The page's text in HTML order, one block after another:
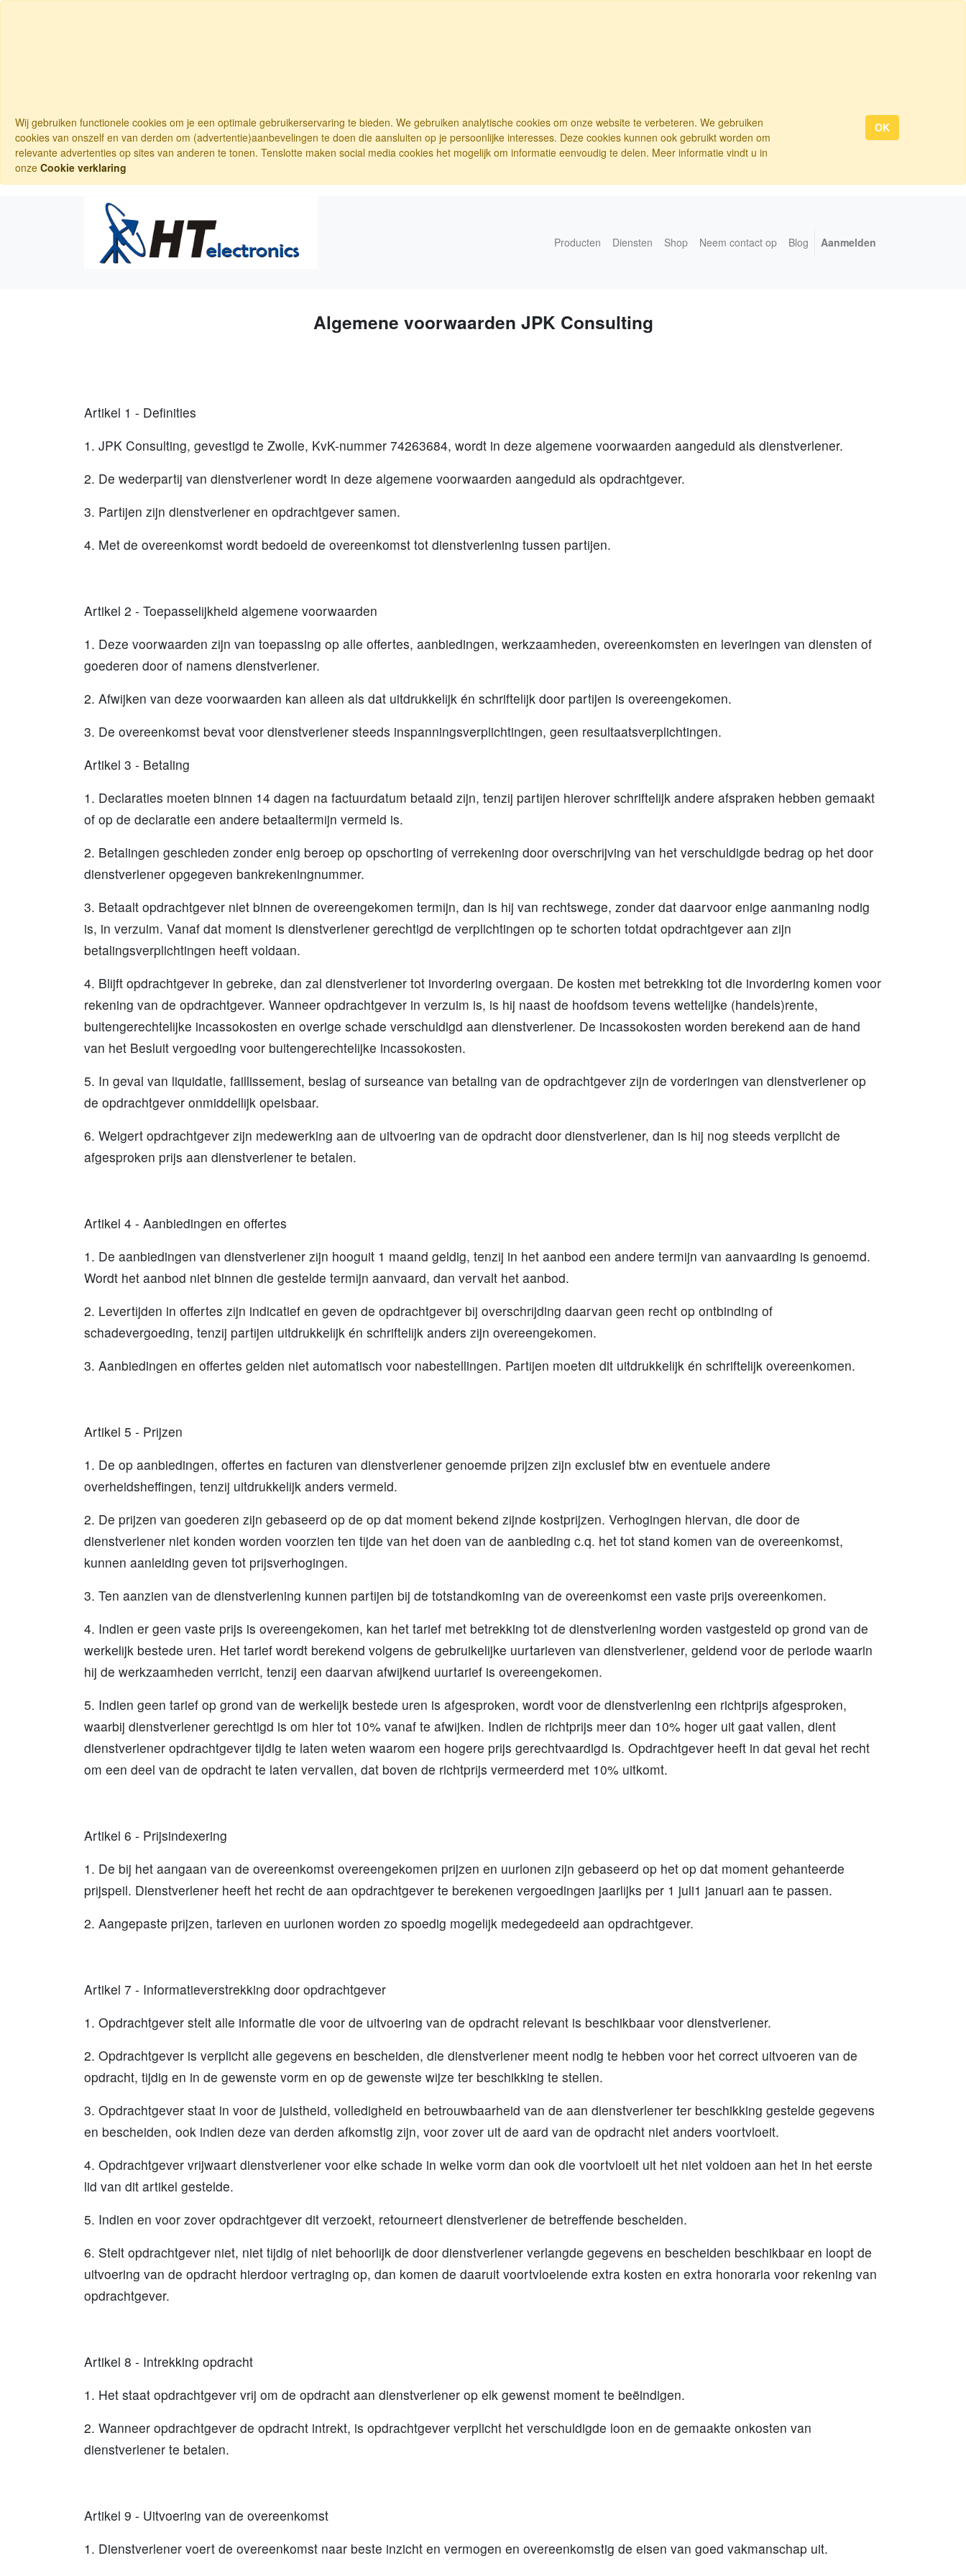
Wij gebruiken functionele cookies om je een optimale gebruikerservaring te bieden. We gebruiken analytische cookies om onze website te verbeteren. We gebruiken
cookies van onszelf en van derden om (advertentie)aanbevelingen te doen die aansluiten op je persoonlijke interesses. Deze cookies kunnen ook gebruikt worden om
relevante advertenties op sites van anderen te tonen. Tenslotte maken social media cookies het mogelijk om informatie eenvoudig te delen. Meer informatie vindt u in
onze Cookie verklaring
OK
Producten Diensten Shop Neem contact op Blog Aanmelden
Algemene voorwaarden JPK Consulting
Artikel 1 - Definities
1. JPK Consulting, gevestigd te Zwolle, KvK-nummer 74263684, wordt in deze algemene voorwaarden aangeduid als dienstverlener.
2. De wederpartij van dienstverlener wordt in deze algemene voorwaarden aangeduid als opdrachtgever.
3. Partijen zijn dienstverlener en opdrachtgever samen.
4. Met de overeenkomst wordt bedoeld de overeenkomst tot dienstverlening tussen partijen.
Artikel 2 - Toepasselijkheid algemene voorwaarden
1. Deze voorwaarden zijn van toepassing op alle offertes, aanbiedingen, werkzaamheden, overeenkomsten en leveringen van diensten of
goederen door of namens dienstverlener.
2. Afwijken van deze voorwaarden kan alleen als dat uitdrukkelijk én schriftelijk door partijen is overeengekomen.
3. De overeenkomst bevat voor dienstverlener steeds inspanningsverplichtingen, geen resultaatsverplichtingen.
Artikel 3 - Betaling
1. Declaraties moeten binnen 14 dagen na factuurdatum betaald zijn, tenzij partijen hierover schriftelijk andere afspraken hebben gemaakt
of op de declaratie een andere betaaltermijn vermeld is.
2. Betalingen geschieden zonder enig beroep op opschorting of verrekening door overschrijving van het verschuldigde bedrag op het door
dienstverlener opgegeven bankrekeningnummer.
3. Betaalt opdrachtgever niet binnen de overeengekomen termijn, dan is hij van rechtswege, zonder dat daarvoor enige aanmaning nodig
is, in verzuim. Vanaf dat moment is dienstverlener gerechtigd de verplichtingen op te schorten totdat opdrachtgever aan zijn
betalingsverplichtingen heeft voldaan.
4. Blijft opdrachtgever in gebreke, dan zal dienstverlener tot invordering overgaan. De kosten met betrekking tot die invordering komen voor
rekening van de opdrachtgever. Wanneer opdrachtgever in verzuim is, is hij naast de hoofdsom tevens wettelijke (handels)rente,
buitengerechtelijke incassokosten en overige schade verschuldigd aan dienstverlener. De incassokosten worden berekend aan de hand
van het Besluit vergoeding voor buitengerechtelijke incassokosten.
5. In geval van liquidatie, faillissement, beslag of surseance van betaling van de opdrachtgever zijn de vorderingen van dienstverlener op
de opdrachtgever onmiddellijk opeisbaar.
6. Weigert opdrachtgever zijn medewerking aan de uitvoering van de opdracht door dienstverlener, dan is hij nog steeds verplicht de
afgesproken prijs aan dienstverlener te betalen.
Artikel 4 - Aanbiedingen en offertes
1. De aanbiedingen van dienstverlener zijn hooguit 1 maand geldig, tenzij in het aanbod een andere termijn van aanvaarding is genoemd.
Wordt het aanbod niet binnen die gestelde termijn aanvaard, dan vervalt het aanbod.
2. Levertijden in offertes zijn indicatief en geven de opdrachtgever bij overschrijding daarvan geen recht op ontbinding of
schadevergoeding, tenzij partijen uitdrukkelijk én schriftelijk anders zijn overeengekomen.
3. Aanbiedingen en offertes gelden niet automatisch voor nabestellingen. Partijen moeten dit uitdrukkelijk én schriftelijk overeenkomen.
Artikel 5 - Prijzen
1. De op aanbiedingen, offertes en facturen van dienstverlener genoemde prijzen zijn exclusief btw en eventuele andere
overheidsheffingen, tenzij uitdrukkelijk anders vermeld.
2. De prijzen van goederen zijn gebaseerd op de op dat moment bekend zijnde kostprijzen. Verhogingen hiervan, die door de
dienstverlener niet konden worden voorzien ten tijde van het doen van de aanbieding c.q. het tot stand komen van de overeenkomst,
kunnen aanleiding geven tot prijsverhogingen.
3. Ten aanzien van de dienstverlening kunnen partijen bij de totstandkoming van de overeenkomst een vaste prijs overeenkomen.
4. Indien er geen vaste prijs is overeengekomen, kan het tarief met betrekking tot de dienstverlening worden vastgesteld op grond van de
werkelijk bestede uren. Het tarief wordt berekend volgens de gebruikelijke uurtarieven van dienstverlener, geldend voor de periode waarin
hij de werkzaamheden verricht, tenzij een daarvan afwijkend uurtarief is overeengekomen.
5. Indien geen tarief op grond van de werkelijk bestede uren is afgesproken, wordt voor de dienstverlening een richtprijs afgesproken,
waarbij dienstverlener gerechtigd is om hier tot 10% vanaf te afwijken. Indien de richtprijs meer dan 10% hoger uit gaat vallen, dient
dienstverlener opdrachtgever tijdig te laten weten waarom een hogere prijs gerechtvaardigd is. Opdrachtgever heeft in dat geval het recht
om een deel van de opdracht te laten vervallen, dat boven de richtprijs vermeerderd met 10% uitkomt.
Artikel 6 - Prijsindexering
1. De bij het aangaan van de overeenkomst overeengekomen prijzen en uurlonen zijn gebaseerd op het op dat moment gehanteerde
prijspeil. Dienstverlener heeft het recht de aan opdrachtgever te berekenen vergoedingen jaarlijks per 1 juli1 januari aan te passen.
2. Aangepaste prijzen, tarieven en uurlonen worden zo spoedig mogelijk medegedeeld aan opdrachtgever.
Artikel 7 - Informatieverstrekking door opdrachtgever
1. Opdrachtgever stelt alle informatie die voor de uitvoering van de opdracht relevant is beschikbaar voor dienstverlener.
2. Opdrachtgever is verplicht alle gegevens en bescheiden, die dienstverlener meent nodig te hebben voor het correct uitvoeren van de
opdracht, tijdig en in de gewenste vorm en op de gewenste wijze ter beschikking te stellen.
3. Opdrachtgever staat in voor de juistheid, volledigheid en betrouwbaarheid van de aan dienstverlener ter beschikking gestelde gegevens
en bescheiden, ook indien deze van derden afkomstig zijn, voor zover uit de aard van de opdracht niet anders voortvloeit.
4. Opdrachtgever vrijwaart dienstverlener voor elke schade in welke vorm dan ook die voortvloeit uit het niet voldoen aan het in het eerste
lid van dit artikel gestelde.
5. Indien en voor zover opdrachtgever dit verzoekt, retourneert dienstverlener de betreffende bescheiden.
6. Stelt opdrachtgever niet, niet tijdig of niet behoorlijk de door dienstverlener verlangde gegevens en bescheiden beschikbaar en loopt de
uitvoering van de opdracht hierdoor vertraging op, dan komen de daaruit voortvloeiende extra kosten en extra honoraria voor rekening van
opdrachtgever.
Artikel 8 - Intrekking opdracht
1. Het staat opdrachtgever vrij om de opdracht aan dienstverlener op elk gewenst moment te beëindigen.
2. Wanneer opdrachtgever de opdracht intrekt, is opdrachtgever verplicht het verschuldigde loon en de gemaakte onkosten van
dienstverlener te betalen.
Artikel 9 - Uitvoering van de overeenkomst
1. Dienstverlener voert de overeenkomst naar beste inzicht en vermogen en overeenkomstig de eisen van goed vakmanschap uit.